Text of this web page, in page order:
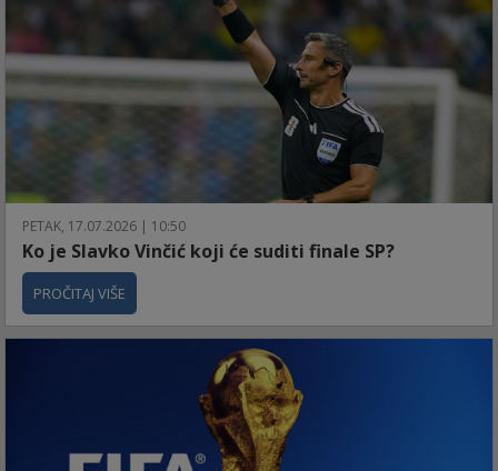
PETAK, 17.07.2026 | 10:50
Ko je Slavko Vinčić koji će suditi finale SP?
PROČITAJ VIŠE